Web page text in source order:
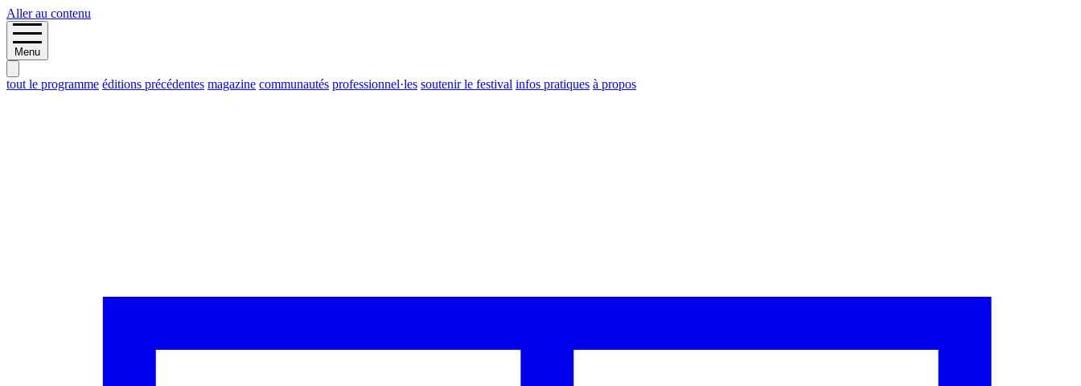
Aller au contenu
Menu
tout le programme éditions précédentes magazine communautés professionnel·les soutenir le festival infos pratiques à propos